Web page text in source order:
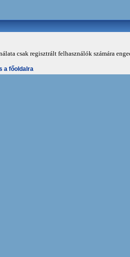
csak regisztrált felhasználók számára
a főoldalra